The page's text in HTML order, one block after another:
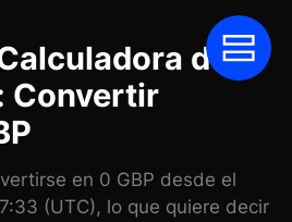
de
Convertir
en 0 GBP desde el
(UTC), lo que quiere decir